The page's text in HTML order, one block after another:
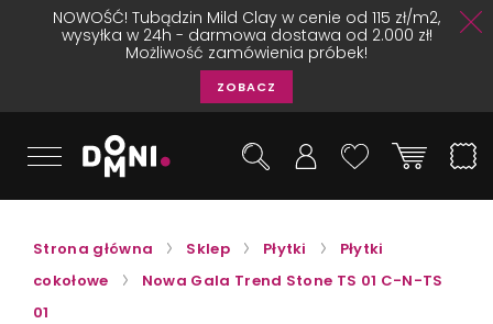
NOWOŚĆ! Tubądzin Mild Clay w cenie od 115 zł/m2,
wysyłka w 24h - darmowa dostawa od 2.000 zł!
Możliwość zamówienia próbek!
ZOBACZ
Strona główna Sklep Płytki
Płytki
cokołowe
Nowa Gala Trend Stone TS 01 C-N-TS
01